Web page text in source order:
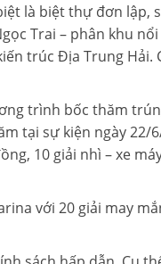
là biệt thự đơn lập,
Trai – phân khu
trúc Địa Trung Hải.
trình bốc thăm
tại sự kiện ngày 22/
10 giải nhì – xe
với 20 giải may